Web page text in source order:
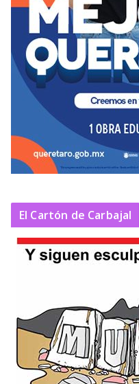
El Cartón de Carbajal